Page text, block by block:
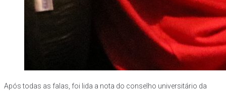
Após todas as falas, foi lida a nota do conselho universitário da